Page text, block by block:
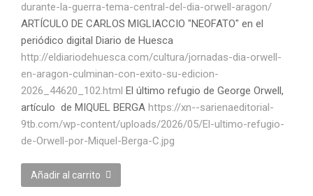
durante-la-guerra-tema-central-del-dia-orwell-aragon/
ARTÍCULO DE CARLOS MIGLIACCIO "NEOFATO" en el
periódico digital Diario de Huesca
http://eldiariodehuesca.com/cultura/jornadas-dia-orwell-
en-aragon-culminan-con-exito-su-edicion-
2026_44620_102.html El último refugio de George Orwell,
artículo de MIQUEL BERGA https://xn--sarienaeditorial-
9tb.com/wp-content/uploads/2026/05/El-ultimo-refugio-
de-Orwell-por-Miquel-Berga-C.jpg
Añadir al carrito